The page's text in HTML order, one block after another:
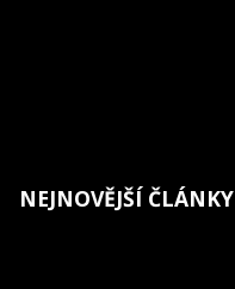
NEJNOVĚJŠÍ ČLÁNKY